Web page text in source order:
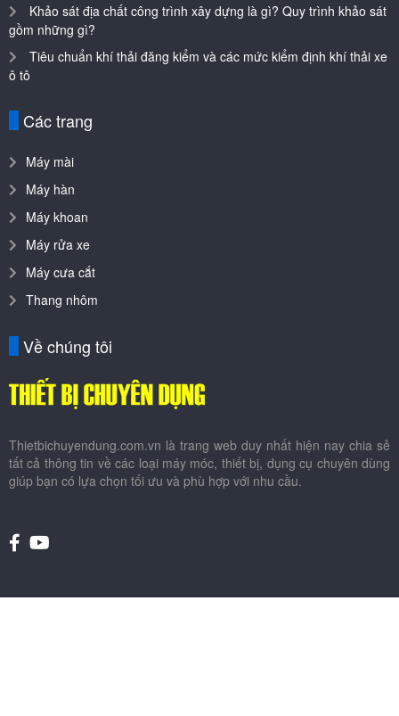
Khảo sát địa chất công trình xây dựng là gì? Quy trình khảo sát
gồm những gì?
Tiêu chuẩn khí thải đăng kiểm và các mức kiểm định khí thải xe
ô tô
Các trang
Máy mài
Máy hàn
Máy khoan
Máy rửa xe
Máy cưa cắt
Thang nhôm
Về chúng tôi
Thietbichuyendung.com.vn là trang web duy nhất hiện nay chia sẻ
tất cả thông tin về các loại máy móc, thiết bị, dụng cụ chuyên dùng
giúp bạn có lựa chọn tối ưu và phù hợp với nhu cầu.